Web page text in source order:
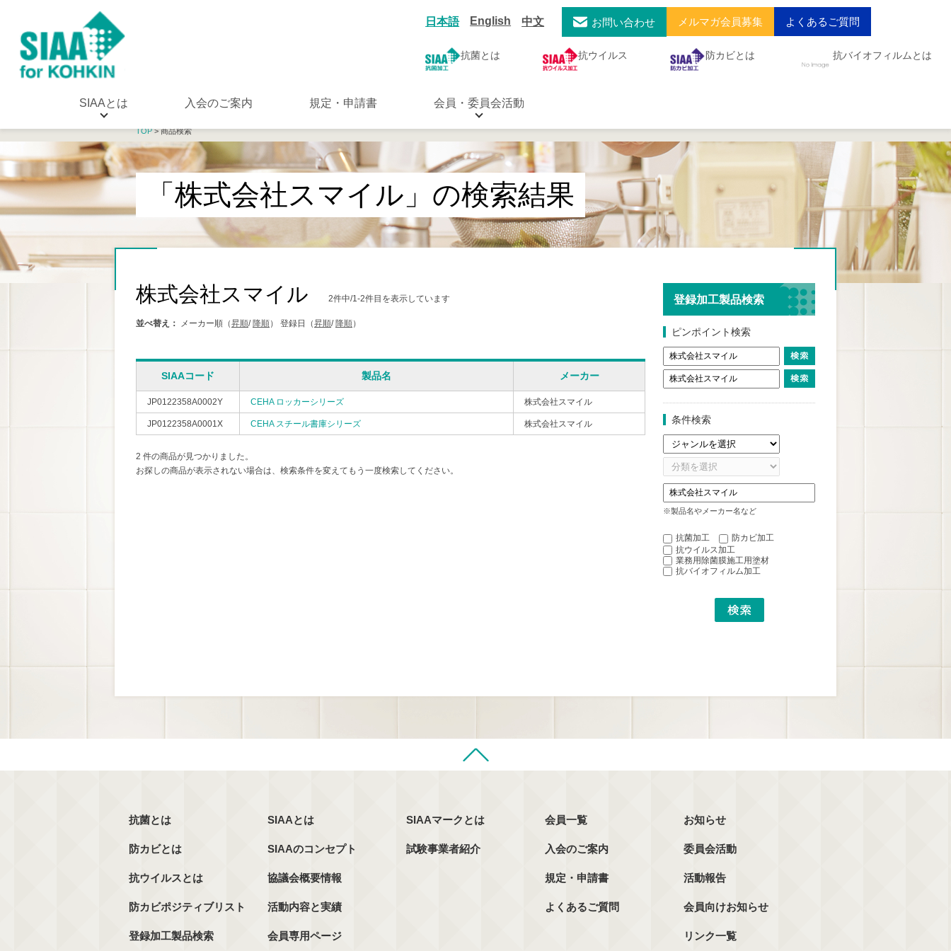
日本語 English 中文 お問い合わせ メルマガ会員募集 よくあるご質問
抗菌とは 抗ウイルス 防カビとは 抗バイオフィルムとは
SIAAとは 入会のご案内 規定・申請書 会員・委員会活動
TOP> 商品検索
「株式会社スマイル」の検索結果
株式会社スマイル 2件中/1-2件目を表示しています
並べ替え： メーカー順（昇順/ 降順） 登録日（昇順/ 降順）
SIAAコード 製品名 メーカー
JP0122358A0002Y CEHA ロッカーシリーズ 株式会社スマイル
JP0122358A0001X CEHA スチール書庫シリーズ 株式会社スマイル
2 件の商品が見つかりました。
お探しの商品が表示されない場合は、検索条件を変えてもう一度検索してください。
登録加工製品検索
ピンポイント検索
条件検索
※製品名やメーカー名など
抗菌加工
防カビ加工
抗ウイルス加工
業務用除菌膜施工用塗材
抗バイオフィルム加工
抗菌とは
防カビとは
抗ウイルスとは
防カビポジティブリスト
登録加工製品検索
SIAAとは
SIAAのコンセプト
協議会概要情報
活動内容と実績
会員専用ページ
SIAAマークとは
試験事業者紹介
会員一覧
入会のご案内
規定・申請書
よくあるご質問
お知らせ
委員会活動
活動報告
会員向けお知らせ
リンク一覧